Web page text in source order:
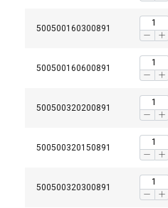
500500160300891
500500160600891
500500320200891
500500320150891
500500320300891